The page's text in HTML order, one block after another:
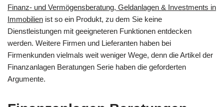
Finanz- und Vermögensberatung, Geldanlagen & Investments in
Immobilien ist so ein Produkt, zu dem Sie keine
Dienstleistungen mit geeigneteren Funktionen entdecken
werden. Weitere Firmen und Lieferanten haben bei
Firmenkunden vielmals weit weniger Wege, denn die Artikel der
Finanzanlagen Beratungen Serie haben die geforderten
Argumente.